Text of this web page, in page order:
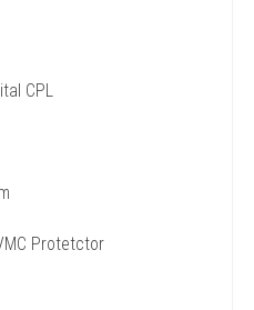
CPL
Protetctor